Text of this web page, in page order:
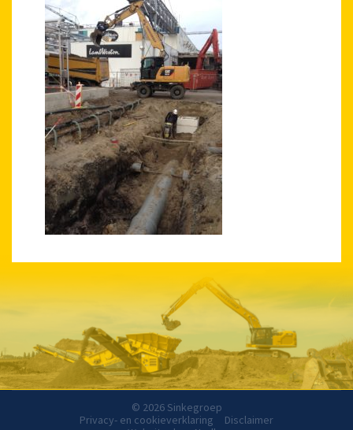
© 2026 Sinkegroep
Privacy- en cookieverklaring
Disclaimer